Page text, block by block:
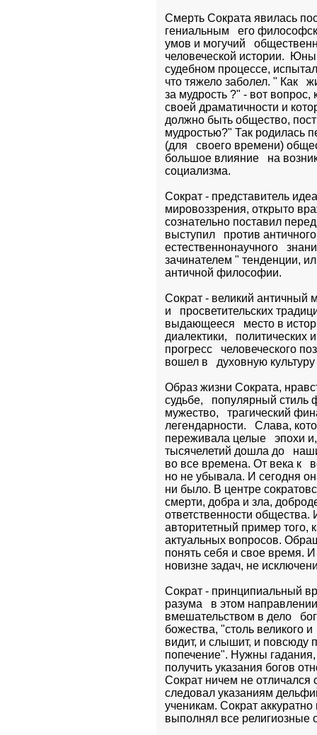
Смерть Сократа явилась
гениальным   его
умов и могучий
человеческой истории.
судебном процессе,
что тяжело заболел. " Как
за мудрость ?" - вот вопрос,
своей драматичности и
должно быть общество,
мудростью?" Так родилась
(для   своего времени)
большое влияние   на
социализма.
Сократ - представитель
мировоззрения, открыто
сознательно поставил
выступил   против
естественнонаучного
зачинателем " тенденции,
античной философии.
Сократ - великий античный
и   просветительских
выдающееся   место в
диалектики,
прогресс   человеческого
вошел в   духовную
Образ жизни Сократа,
судьбе,   популярный
мужество,   трагический
легендарности.   Слава,
переживала целые   эпохи
тысячелетий дошла до
во все времена. От века к
но не убывала. И сегодня
ни было. В центре
смерти, добра и зла,
ответственности общества.
авторитетный пример того,
актуальных вопросов.
понять себя и свое время.
новизне задач, не
Сократ - принципиальный
разума   в этом
вмешательством в дело
божества, "столь великого и
видит, и слышит, и повсюду
попечение". Нужны
получить указания богов
Сократ ничем не
следовал указаниям
ученикам. Сократ
выполнял все религиозные